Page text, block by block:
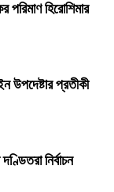
পরিমাণ হিরোশিমার
উপদেষ্টার প্রতীকী
নির্বাচন